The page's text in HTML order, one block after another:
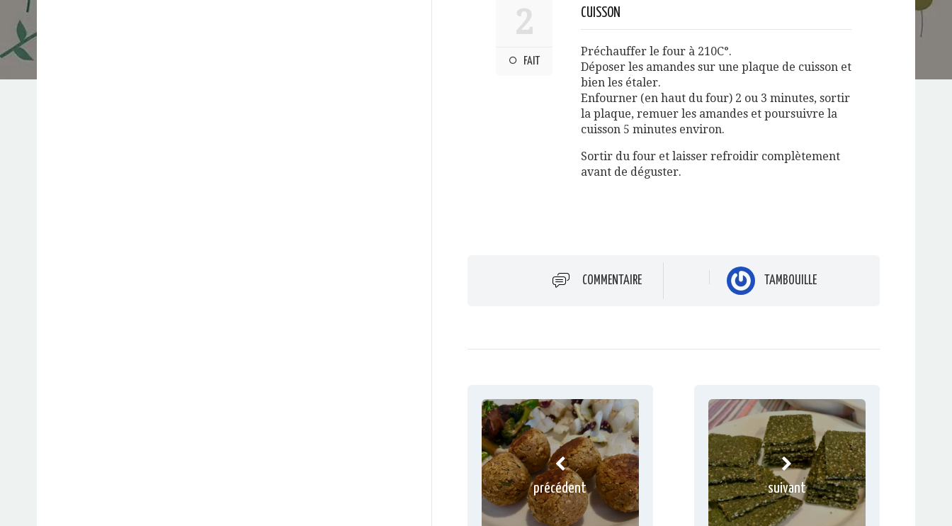
2
FAIT
CUISSON
Préchauffer le four à 210C°.
Déposer les amandes sur une plaque de cuisson et
bien les étaler.
Enfourner (en haut du four) 2 ou 3 minutes, sortir
la plaque, remuer les amandes et poursuivre la
cuisson 5 minutes environ.
Sortir du four et laisser refroidir complètement
avant de déguster.
COMMENTAIRE TAMBOUILLE
précédent suivant